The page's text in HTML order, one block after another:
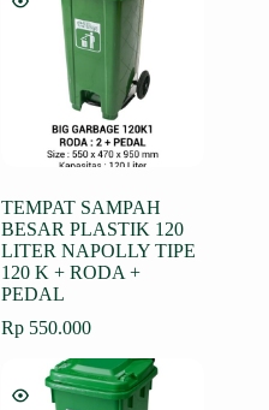
TEMPAT SAMPAH
BESAR PLASTIK 120
LITER NAPOLLY TIPE
120 K + RODA +
PEDAL
Rp 550.000